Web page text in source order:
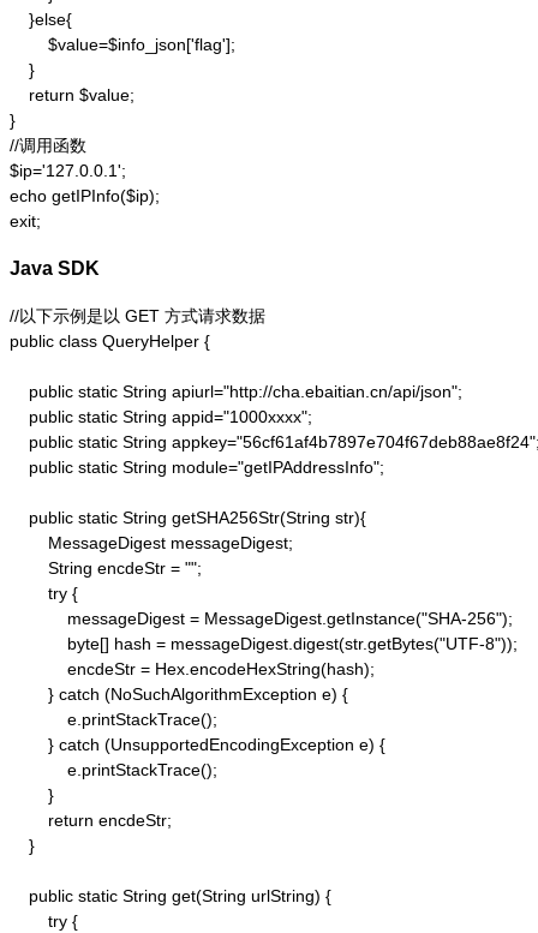
    }else{
        $value=$info_json['flag'];
    }
    return $value;
}
//调用函数
$ip='127.0.0.1';
echo getIPInfo($ip);
exit;
Java SDK
//以下示例是以 GET 方式请求数据
public class QueryHelper {
    public static String apiurl="http://cha.ebaitian.cn/api/json";
    public static String appid="1000xxxx";
public static String
    public static String module="getIPAddressInfo";
    public static String getSHA256Str(String str){
        MessageDigest messageDigest;
        String encdeStr = "";
        try {
            messageDigest = MessageDigest.getInstance("SHA-256");
            byte[] hash = messageDigest.digest(str.getBytes("UTF-8"));
            encdeStr = Hex.encodeHexString(hash);
        } catch (NoSuchAlgorithmException e) {
            e.printStackTrace();
        } catch (UnsupportedEncodingException e) {
            e.printStackTrace();
        }
        return encdeStr;
    }
    public static String get(String urlString) {
        try {